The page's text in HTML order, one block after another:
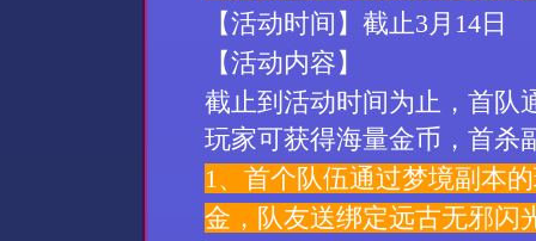
【活动时间】 截止3 月 14日
【活动内容】
截止到活动时间为止，首队
玩家可获得海量金币 ，首杀
1、 首个队伍通过梦境副本
金 ， 队友送绑定远古无邪闪